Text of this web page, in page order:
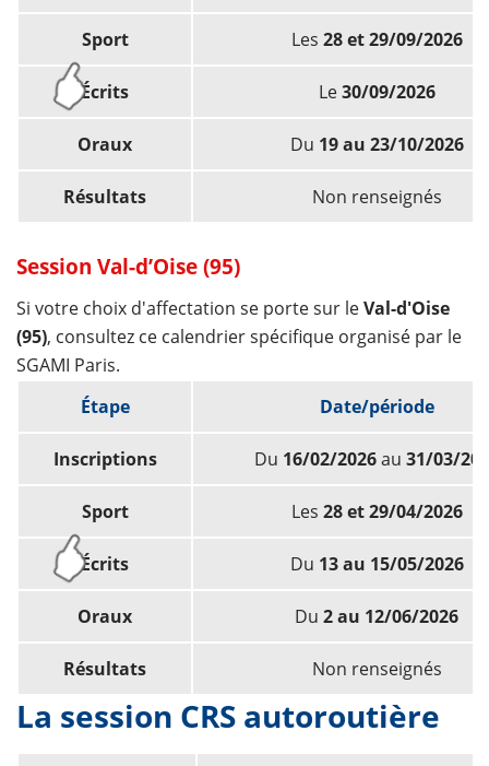
Sport Les 28 et 29/09/2026
Écrits Le30/09/2026
Oraux Du 19 au 23/10/2026
Résultats Non renseignés
Session Val-d’Oise (95)
Si votre choix d'affectation se porte sur leVal-d'Oise
(95), consultez ce calendrier spécifique organisé par le
SGAMI Paris.
Étape
Date/période
Inscriptions Du 16/02/2026au 31/03/
Sport Les 28 et 29/04/2026
Écrits Du 13 au 15/05/2026
Oraux Du 2 au 12/06/2026
Résultats Non renseignés
La session CRS autoroutière